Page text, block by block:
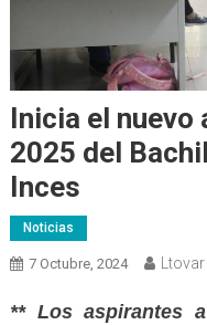
Inicia el nuevo
2025 del
Inces
Noticias
7 Octubre, 2024 Ltovar
** Los aspirantes